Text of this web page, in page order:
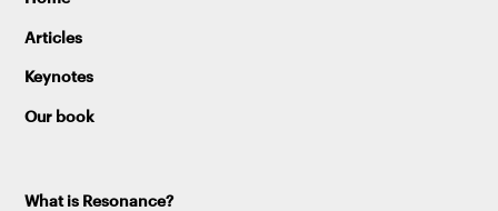
Articles
Keynotes
Our book
What is Resonance?